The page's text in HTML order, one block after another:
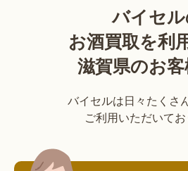
バイセ
お酒買取を利
滋賀県のお
バイセルは日々たくさ
ご利用いただいてお